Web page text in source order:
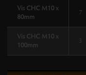
Vis CHC M10 x
80mm
7
Vis CHC M10 x
100mm
3